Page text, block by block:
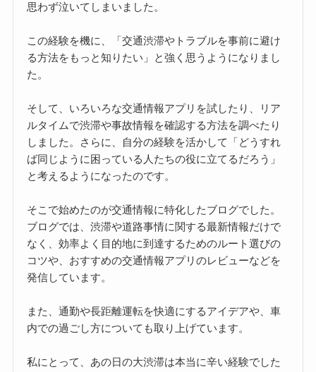
思わず泣いてしまいました。
この経験を機に、「交通渋滞やトラブルを事前に避け
る方法をもっと知りたい」と強く思うようになりまし
た。
そして、いろいろな交通情報アプリを試したり、リア
ルタイムで渋滞や事故情報を確認する方法を調べたり
しました。さらに、自分の経験を活かして「どうすれ
ば同じように困っている人たちの役に立てるだろう」
と考えるようになったのです。
そこで始めたのが交通情報に特化したブログでした。
ブログでは、渋滞や道路事情に関する最新情報だけで
なく、効率よく目的地に到達するためのルート選びの
コツや、おすすめの交通情報アプリのレビューなどを
発信しています。
また、通勤や長距離運転を快適にするアイデアや、車
内での過ごし方についても取り上げています。
私にとって、あの日の大渋滞は本当に辛い経験でした